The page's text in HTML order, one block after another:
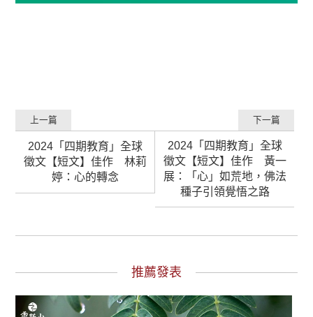
2024「四期教育」全球
徵文【短文】佳作 林莉
婷：心的轉念
上一篇
2024「四期教育」全球
徵文【短文】佳作 黃一
展：「心」如荒地，佛法
種子引領覺悟之路
下一篇
推薦發表